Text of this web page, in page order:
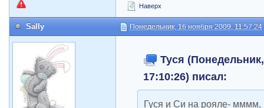
Наверх
Sally Понедельник, 16 ноября 2009, 11:57:24
Туся
17:10:26) писал:
Гуся и Си на рояле- мммм,